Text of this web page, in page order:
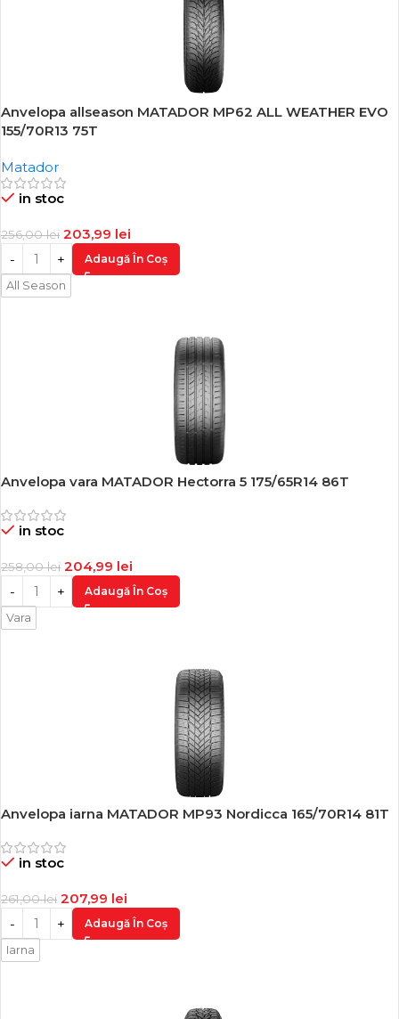
-20%
Anvelopa allseason MATADOR MP62 ALL WEATHER EVO
155/70R13 75T
Matador
in stoc
256,00lei 203,99 lei
Adaugă În Coș
All Season
-21%
Anvelopa vara MATADOR Hectorra 5 175/65R14 86T
in stoc
258,00lei 204,99 lei
Adaugă În Coș
Vara
-20%
Anvelopa iarna MATADOR MP93 Nordicca 165/70R14 81T
in stoc
261,00lei 207,99 lei
Adaugă În Coș
Iarna